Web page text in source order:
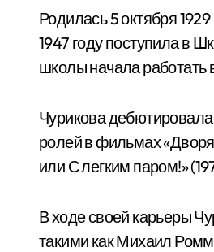
Родилась 5 октября
1947 году поступила в
школы начала работать
Чурикова дебютировала
ролей в фильмах
или С легким паром!»
В ходе своей карьеры
такими как Михаил